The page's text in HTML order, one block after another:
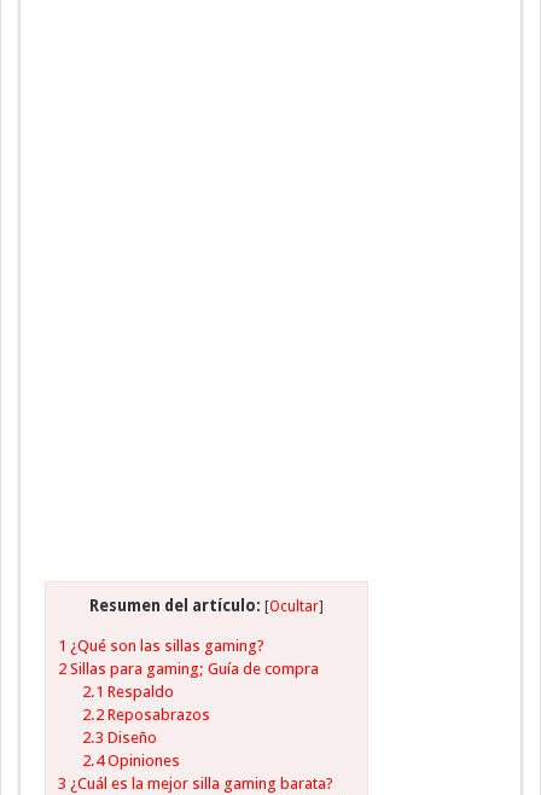
Resumen del artículo: [Ocultar]
1 ¿Qué son las sillas gaming?
2 Sillas para gaming; Guía de compra
2.1 Respaldo
2.2Reposabrazos
2.3 Diseño
2.4Opiniones
3 ¿Cuál es la mejor silla gaming barata?